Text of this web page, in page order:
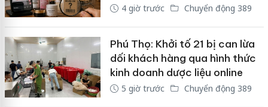
4 giờ trước Chuyển động 389
Phú Thọ: Khởi tố 21 bị can lừa
dối khách hàng qua hình thức
kinh doanh dược liệu online
5 giờ trước Chuyển động 389